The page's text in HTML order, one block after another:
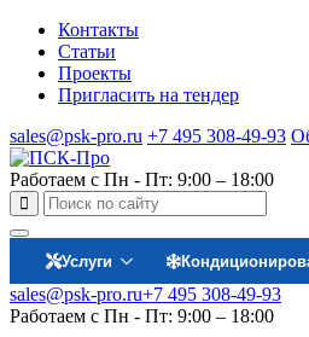
Контакты
Статьи
Проекты
Пригласить на тендер
sales@psk-pro.ru +7 495 308-49-93
Работаем с Пн - Пт: 9:00 – 18:00
Услуги
sales@psk-pro.ru+7 495 308-49-93
Работаем с Пн - Пт: 9:00 – 18:00